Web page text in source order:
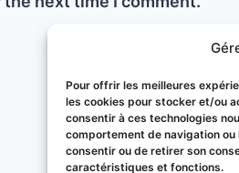
Pour offrir les meilleures
les cookies pour stocker et/ou
consentir à ces technologies
comportement de navigation ou
consentir ou de retirer son
caractéristiques et fonctions.